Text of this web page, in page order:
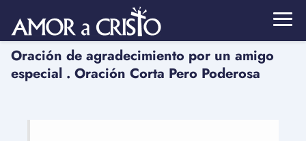
Oración de agradecimiento por un amigo
especial . Oración Corta Pero Poderosa